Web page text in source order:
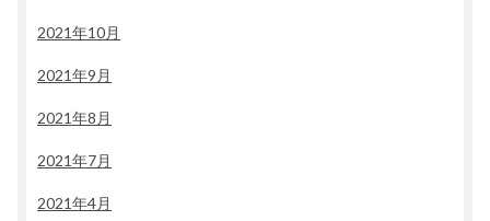
2021年10月
2021年9月
2021年8月
2021年7月
2021年4月